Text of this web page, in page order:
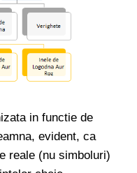
in functie de
evident, ca
reale (nu simboluri)